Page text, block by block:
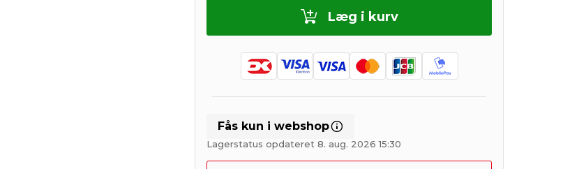
Læg i kurv
Fås kun i webshop
Lagerstatus opdateret 8. aug. 2026 15:30